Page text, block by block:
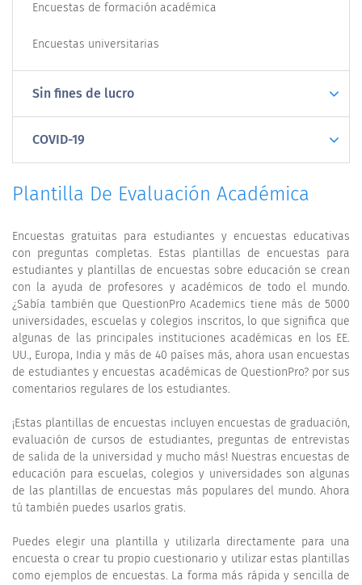
Encuestas de formación académica
Encuestas universitarias
Sin fines de lucro
COVID-19
Plantilla De Evaluación Académica
Encuestas gratuitas para estudiantes y encuestas educativas
con preguntas completas. Estas plantillas de encuestas para
estudiantes y plantillas de encuestas sobre educación se crean
con la ayuda de profesores y académicos de todo el mundo.
¿Sabía también que QuestionPro Academics tiene más de 5000
universidades, escuelas y colegios inscritos, lo que significa que
algunas de las principales instituciones académicas en los EE.
UU., Europa, India y más de 40 países más, ahora usan encuestas
de estudiantes y encuestas académicas de QuestionPro? por sus
comentarios regulares de los estudiantes.
¡Estas plantillas de encuestas incluyen encuestas de graduación,
evaluación de cursos de estudiantes, preguntas de entrevistas
de salida de la universidad y mucho más! Nuestras encuestas de
educación para escuelas, colegios y universidades son algunas
de las plantillas de encuestas más populares del mundo. Ahora
tú también puedes usarlos gratis.
Puedes elegir una plantilla y utilizarla directamente para una
encuesta o crear tu propio cuestionario y utilizar estas plantillas
como ejemplos de encuestas. La forma más rápida y sencilla de